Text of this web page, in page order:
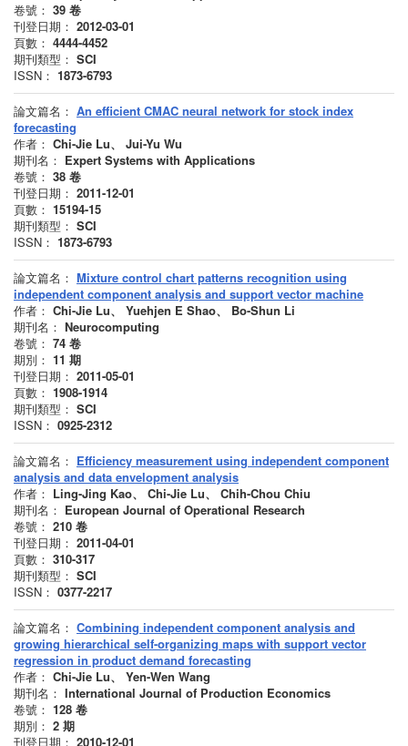
卷號： 39 卷
刊登日期： 2012-03-01
頁數： 4444-4452
期刊類型： SCI
ISSN： 1873-6793
論文篇名： An efficient CMAC neural network for stock index
forecasting
作者： Chi-Jie Lu、 Jui-Yu Wu
期刊名： Expert Systems with Applications
卷號： 38 卷
刊登日期： 2011-12-01
頁數： 15194-15
期刊類型： SCI
ISSN： 1873-6793
論文篇名： Mixture control chart patterns recognition using
independent component analysis and support vector machine
作者： Chi-Jie Lu、 Yuehjen E Shao、 Bo-Shun Li
期刊名： Neurocomputing
卷號： 74 卷
期別： 11 期
刊登日期： 2011-05-01
頁數： 1908-1914
期刊類型： SCI
ISSN： 0925-2312
論文篇名： Efficiency measurement using independent component
analysis and data envelopment analysis
作者： Ling-Jing Kao、 Chi-Jie Lu、 Chih-Chou Chiu
期刊名： European Journal of Operational Research
卷號： 210 卷
刊登日期： 2011-04-01
頁數： 310-317
期刊類型： SCI
ISSN： 0377-2217
論文篇名： Combining independent component analysis and
growing hierarchical self-organizing maps with support vector
regression in product demand forecasting
作者： Chi-Jie Lu、 Yen-Wen Wang
期刊名： International Journal of Production Economics
卷號： 128 卷
期別： 2 期
刊登日期： 2010-12-01